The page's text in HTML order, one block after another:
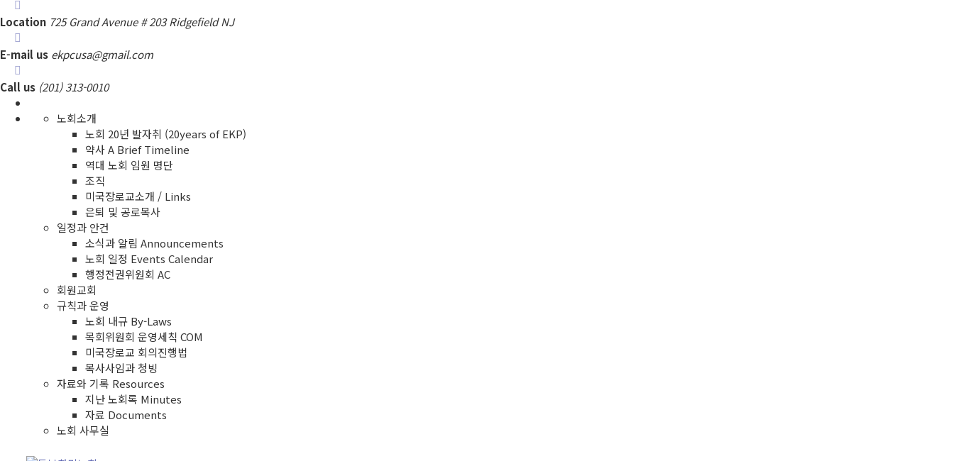
Location 725 Grand Avenue # 203 Ridgefield NJ
E-mail us ekpcusa@gmail.com
Call us (201) 313-0010
노회소개
노회 20년 발자취 (20years of EKP)
약사 A Brief Timeline
역대 노회 임원 명단
조직
미국장로교소개 / Links
은퇴 및 공로목사
일정과 안건
소식과 알림 Announcements
노회 일정 Events Calendar
행정전권위원회 AC
회원교회
규칙과 운영
노회 내규 By-Laws
목회위원회 운영세칙 COM
미국장로교 회의진행법
목사사임과 청빙
자료와 기록 Resources
지난 노회록 Minutes
자료 Documents
노회 사무실